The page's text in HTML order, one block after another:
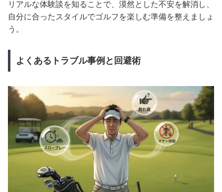
リアルな体験談を知ることで、漠然とした不安を解消し、
自分に合ったスタイルでゴルフを楽しむ準備を整えましょ
う。
よくあるトラブル事例と回避術